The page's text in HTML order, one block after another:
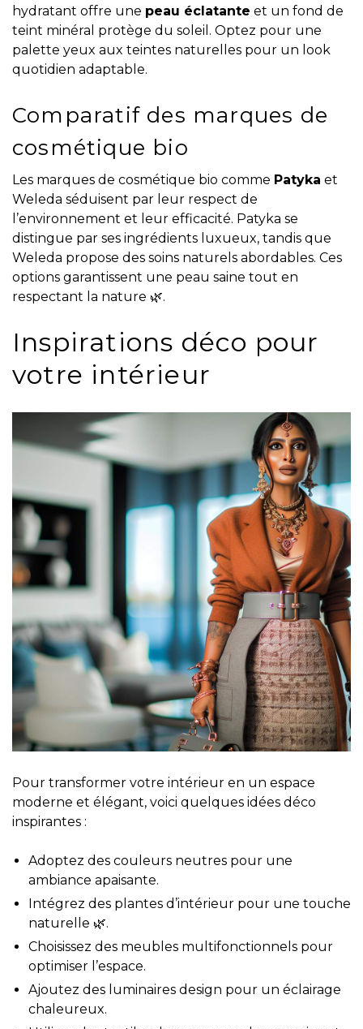
hydratant offre une peau éclatante et un fond de
teint minéral protège du soleil. Optez pour une
palette yeux aux teintes naturelles pour un look
quotidien adaptable.
Comparatif des marques de
cosmétique bio
Les marques de cosmétique bio comme Patyka et
Weleda séduisent par leur respect de
l’environnement et leur efficacité. Patyka se
distingue par ses ingrédients luxueux, tandis que
Weleda propose des soins naturels abordables. Ces
options garantissent une peau saine tout en
respectant la nature 🌿.
Inspirations déco pour
votre intérieur
Pour transformer votre intérieur en un espace
moderne et élégant, voici quelques idées déco
inspirantes :
Adoptez des couleurs neutres pour une
ambiance apaisante.
Intégrez des plantes d’intérieur pour une touche
naturelle 🌿.
Choisissez des meubles multifonctionnels pour
optimiser l’espace.
Ajoutez des luminaires design pour un éclairage
chaleureux.